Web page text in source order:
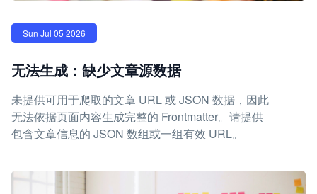
Sun Jul 05 2026
无法生成：缺少文章源数据
未提供可用于爬取的文章 URL 或 JSON 数据，因此
无法依据页面内容生成完整的 Frontmatter。请提供
包含文章信息的 JSON 数组或一组有效 URL。